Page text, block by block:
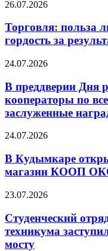
26.07.2026
Торговля: польза
гордость за
24.07.2026
В преддверии Дня
кооператоры по
заслуженные
24.07.2026
В Кудымкаре
магазин КООП
23.07.2026
Студенческий
техникума
мосту